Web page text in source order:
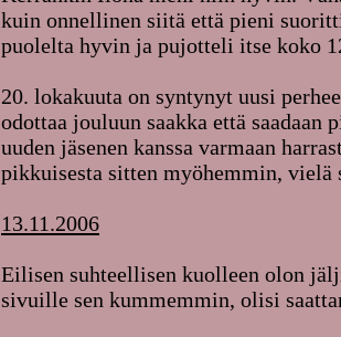
kuin onnellinen siitä että pieni
puolelta hyvin ja pujotteli itse koko
20. lokakuuta on syntynyt uusi
odottaa jouluun saakka että saadaan
uuden jäsenen kanssa varmaan
pikkuisesta sitten myöhemmin, vielä
13.11.2006
Eilisen suhteellisen kuolleen olon
sivuille sen kummemmin, olisi